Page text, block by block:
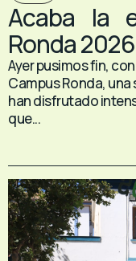
Acaba la
Ronda 2026
Ayer pusimos fin,
Campus Ronda, una
han disfrutado
que...